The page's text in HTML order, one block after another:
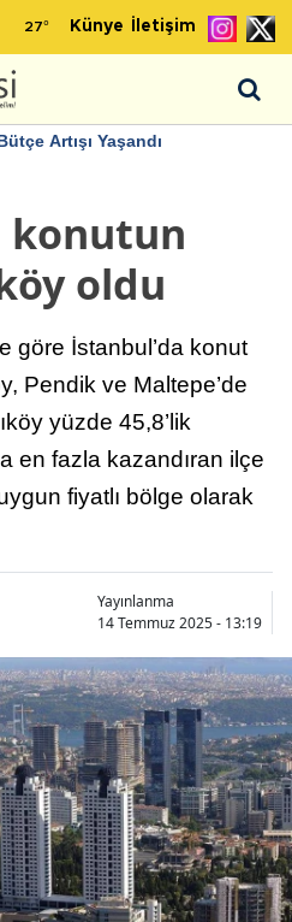
27° Künye İletişim
Artışı Yaşandı
konutun
oldu
göre İstanbul’da konut
Pendik ve Maltepe’de
yüzde 45,8’lik
en fazla kazandıran ilçe
fiyatlı bölge olarak
Yayınlanma
14 Temmuz 2025 - 13:19